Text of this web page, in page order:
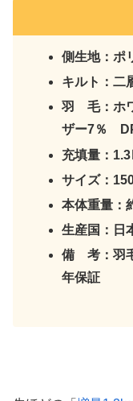
側生地：ポ
キルト：二
羽 毛：ホ
ザー7％
充填量：1.3
サイズ：
本体重量：
生産国：日
備 考：羽
年保証